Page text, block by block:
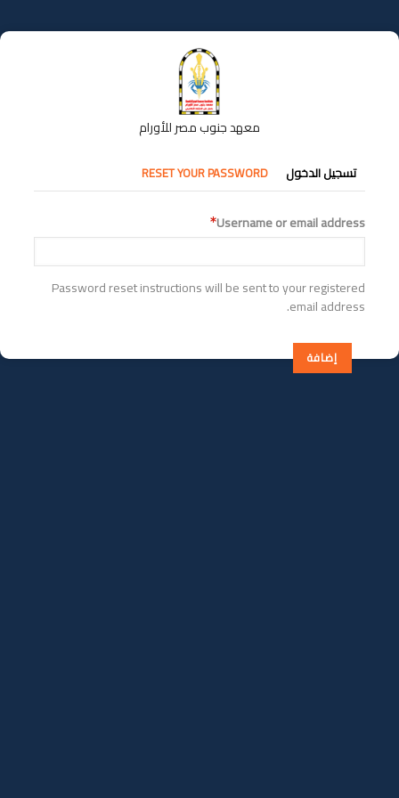
إلى
المحتوى
معهد جنوب مصر للأورام
التبويبات
الأساسية
تسجيل الدخول RESET YOUR PASSWORD
Username or email address
Password reset instructions will be sent to your registered
email address.